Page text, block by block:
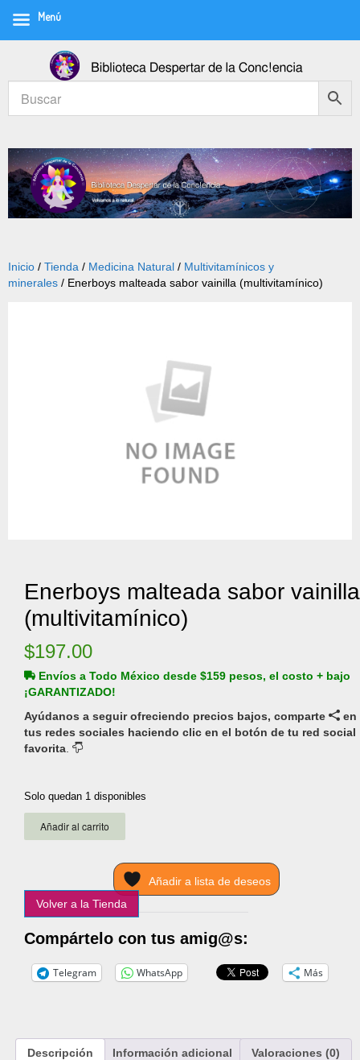
Inicio / Tienda / Medicina Natural / Multivitamínicos y
minerales / Enerboys malteada sabor vainilla (multivitamínico)
Enerboys malteada sabor vainilla
(multivitamínico)
$197.00
Envíos a Todo México desde $159 pesos, el costo + bajo
¡GARANTIZADO!
Ayúdanos a seguir ofreciendo precios bajos, comparte
en
tus redes sociales haciendo clic en el botón de tu red social
favorita
Solo quedan 1 disponibles
cantidad
Añadir al carrito
Añadir a lista de deseos
Volver a la Tienda
Compártelo con tus amig@s:
Telegram WhatsApp Más
Descripción Información adicional Valoraciones (0)
Menú